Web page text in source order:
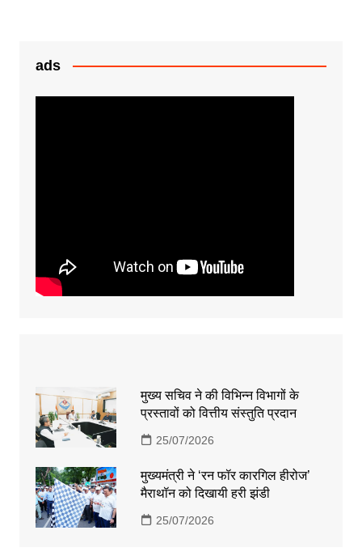
ads
मुख्य सचिव ने की विभिन्न विभागों के
प्रस्तावों को वित्तीय संस्तुति प्रदान
25/07/2026
मुख्यमंत्री ने ‘रन फॉर कारगिल हीरोज’
मैराथॉन को दिखायी हरी झंडी
25/07/2026